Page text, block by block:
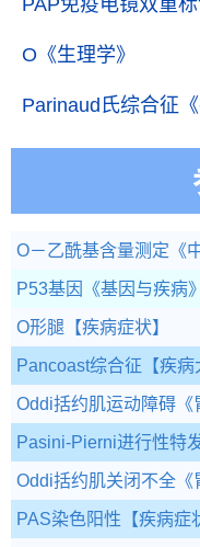
PAP免疫电镜双重
O 《生理学》
Parinaud氏综合征
O－乙酰基含量测定 《
P53基因 《基因与疾病》
O形腿 【疾病症状】
Pancoast综合征 【疾病
Oddi括约肌运动障碍
Pasini-Pierni进行性特
Oddi括约肌关闭不全
PAS染色阳性 【疾病症